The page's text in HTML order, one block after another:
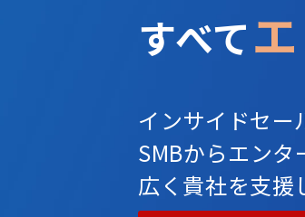
すべて
インサイドセー
SMBからエンタ
広く貴社を支援